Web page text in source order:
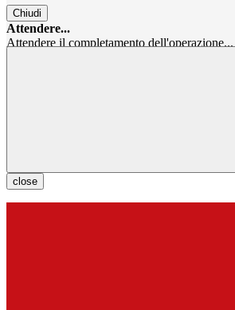
Chiudi
Attendere...
Attendere il completamento dell'operazione...
close